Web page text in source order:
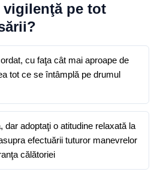
vigilenţă pe tot
cu faţa cât mai aproape de
tot ce se întâmplă pe drumul
dar adoptaţi o atitudine relaxată la
efectuării tuturor manevrelor
călătoriei